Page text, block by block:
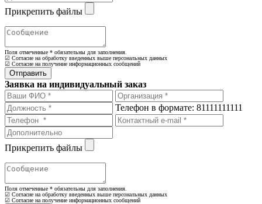
Прикрепить файлы
Поля отмеченные * обязательны для заполнения.
☑ Согласие на обработку введенных выше персональных данных
☑ Согласие на получение информационных сообщений
Заявка на индивидуальный заказ
Телефон в формате: 81111111111
Прикрепить файлы
Поля отмеченные * обязательны для заполнения.
☑ Согласие на обработку введенных выше персональных данных
☑ Согласие на получение информационных сообщений